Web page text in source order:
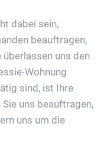
dabei sein,
beauftragen,
überlassen uns den
Wohnung
sind, ist Ihre
uns beauftragen,
uns um die